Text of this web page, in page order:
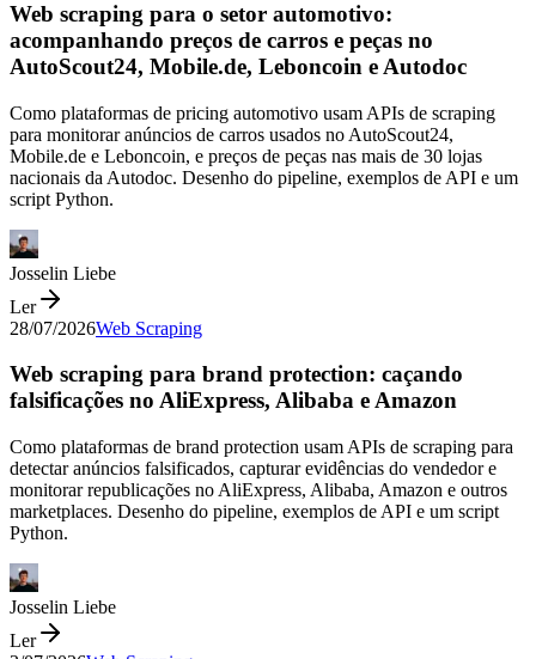
Web scraping para o setor automotivo:
acompanhando preços de carros e peças no
AutoScout24, Mobile.de, Leboncoin e Autodoc
Como plataformas de pricing automotivo usam APIs de scraping
para monitorar anúncios de carros usados no AutoScout24,
Mobile.de e Leboncoin, e preços de peças nas mais de 30 lojas
nacionais da Autodoc. Desenho do pipeline, exemplos de API e um
script Python.
Josselin Liebe
Ler
28/07/2026Web Scraping
Web scraping para brand protection: caçando
falsificações no AliExpress, Alibaba e Amazon
Como plataformas de brand protection usam APIs de scraping para
detectar anúncios falsificados, capturar evidências do vendedor e
monitorar republicações no AliExpress, Alibaba, Amazon e outros
marketplaces. Desenho do pipeline, exemplos de API e um script
Python.
Josselin Liebe
Ler